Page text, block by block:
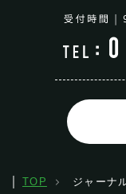
TOP ジャーナ